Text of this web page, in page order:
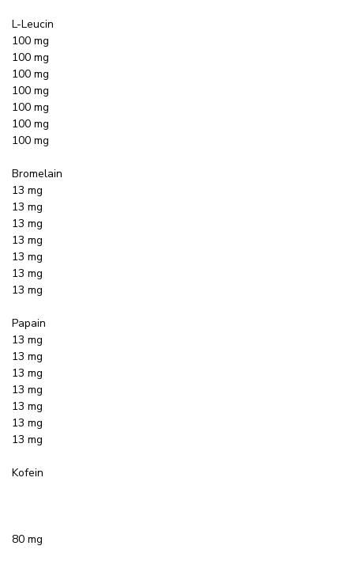
L-Leucin
100 mg
100 mg
100 mg
100 mg
100 mg
100 mg
100 mg
Bromelain
13 mg
13 mg
13 mg
13 mg
13 mg
13 mg
13 mg
Papain
13 mg
13 mg
13 mg
13 mg
13 mg
13 mg
13 mg
Kofein
80 mg